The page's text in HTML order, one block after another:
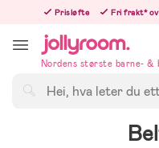
innehållet
Prisløfte Fri frakt*
Nordens største barne- &